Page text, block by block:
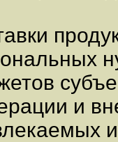
и